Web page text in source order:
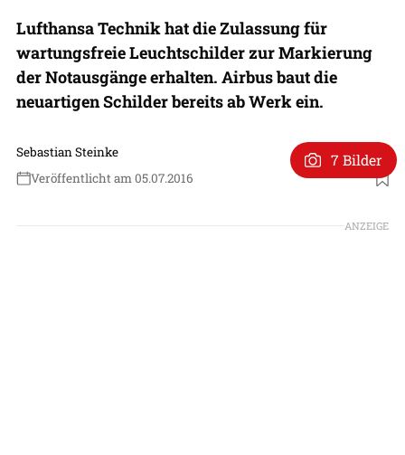
Lufthansa Technik hat die Zulassung für
wartungsfreie Leuchtschilder zur Markierung
der Notausgänge erhalten. Airbus baut die
neuartigen Schilder bereits ab Werk ein.
Sebastian Steinke
Veröffentlicht am 05.07.2016
7 Bilder
ANZEIGE